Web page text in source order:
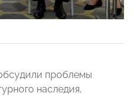
проблемы
наследия,